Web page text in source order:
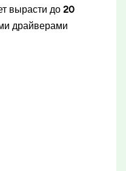
вырасти до20
драйверами